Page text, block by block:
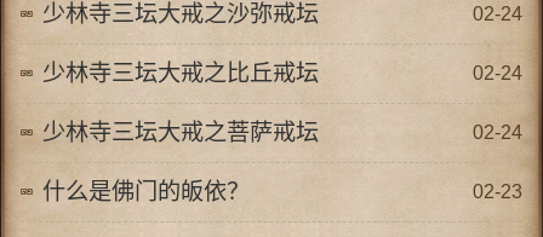
少林寺三坛大戒之沙弥戒坛 02-24
少林寺三坛大戒之比丘戒坛 02-24
少林寺三坛大戒之菩萨戒坛 02-24
什么是佛门的皈依？ 02-23